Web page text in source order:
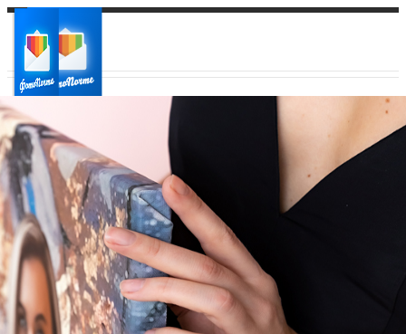
Ваш город:
Ваш регион доставки
Выберите из списка: